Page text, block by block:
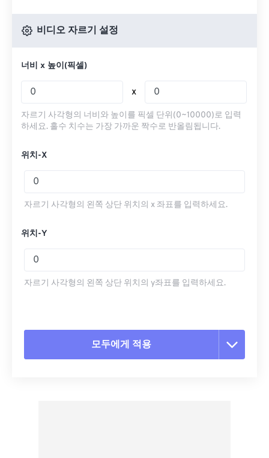
비디오 자르기 설정
너비 x 높이(픽셀)
x
자르기 사각형의 너비와 높이를 픽셀 단위(0~10000)로 입력
하세요. 홀수 치수는 가장 가까운 짝수로 반올림됩니다.
위치-X
자르기 사각형의 왼쪽 상단 위치의 x 좌표를 입력하세요.
위치-Y
자르기 사각형의 왼쪽 상단 위치의 y좌표를 입력하세요.
모두에게 적용